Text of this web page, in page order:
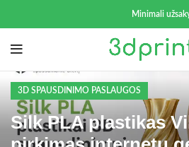
Minimali
3D SPAUSDINIMO PASLAUGOS
Silk PLA plastikas